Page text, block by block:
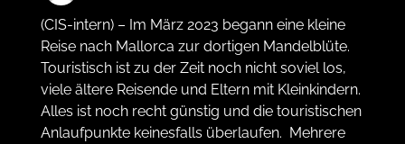
(CIS-intern) – Im März 2023 begann eine kleine
Reise nach Mallorca zur dortigen Mandelblüte.
Touristisch ist zu der Zeit noch nicht soviel los,
viele ältere Reisende und Eltern mit Kleinkindern.
Alles ist noch recht günstig und die touristischen
Anlaufpunkte keinesfalls überlaufen. Mehrere